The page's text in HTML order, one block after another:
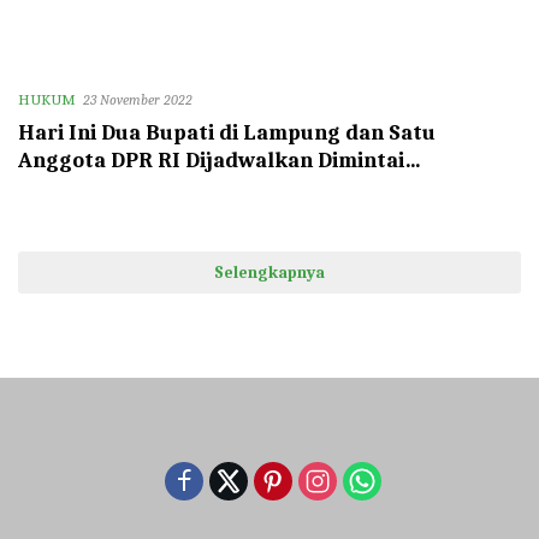
HUKUM 23 November 2022
Hari Ini Dua Bupati di Lampung dan Satu
Anggota DPR RI Dijadwalkan Dimintai
Selengkapnya